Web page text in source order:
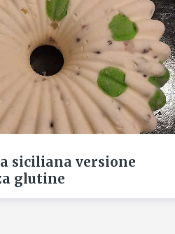
siciliana versione
glutine